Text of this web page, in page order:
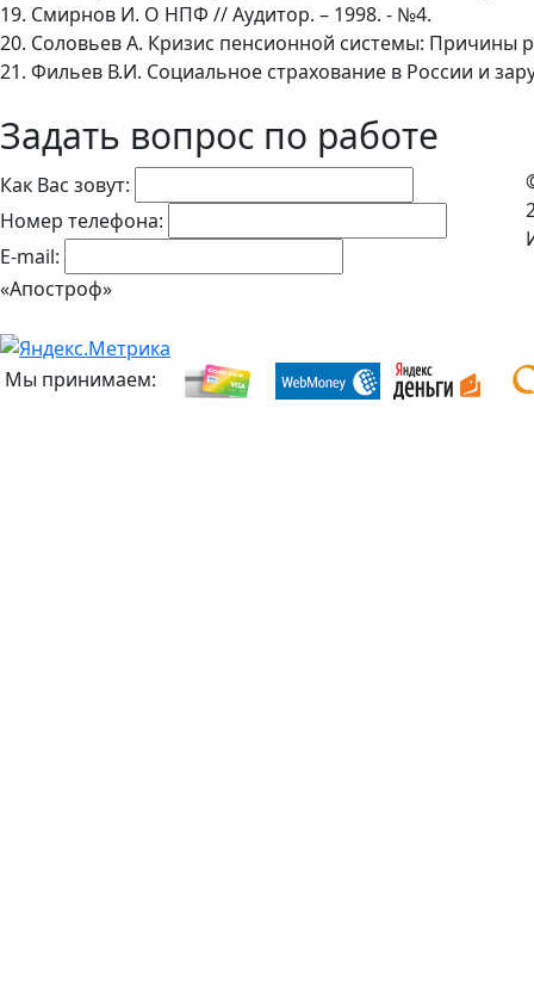
19. Смирнов И. О НПФ // Аудитор. – 1998. - №4.
20. Соловьев А. Кризис пенсионной системы: Причины
21. Фильев В.И. Социальное страхование в России и
Задать вопрос по работе
Как Вас зовут:
Номер телефона:
E-mail:
«Апостроф»
Мы принимаем: